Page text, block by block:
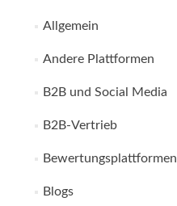
Allgemein
Andere Plattformen
B2B und Social Media
B2B-Vertrieb
Bewertungsplattformen
Blogs